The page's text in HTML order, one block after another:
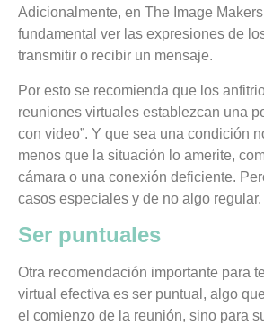
Adicionalmente, en The Image
fundamental ver las expresiones de
transmitir o recibir un mensaje.
Por esto se recomienda que los
reuniones virtuales establezcan una
con video”. Y que sea una condición
menos que la situación lo amerite,
cámara o una conexión deficiente.
casos especiales y de no algo regular.
Ser puntuales
Otra recomendación importante para
virtual efectiva es ser puntual, algo
el comienzo de la reunión, sino para